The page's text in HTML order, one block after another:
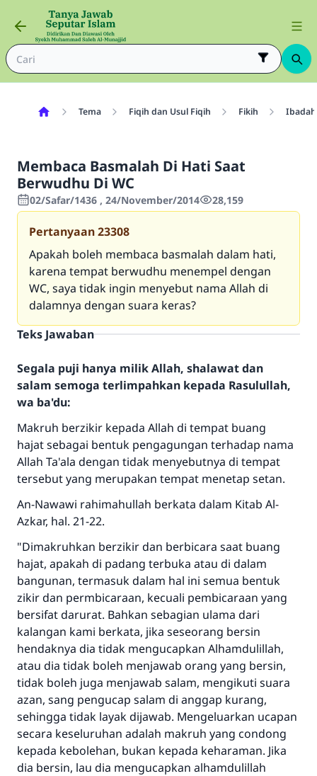
Tema Fiqih dan Usul Fiqih Fikih
Membaca Basmalah Di Hati Saat
Berwudhu Di WC
02/Safar/1436 , 24/November/2014 28,159
Pertanyaan23308
Apakah boleh membaca basmalah dalam hati,
karena tempat berwudhu menempel dengan
WC, saya tidak ingin menyebut nama Allah di
dalamnya dengan suara keras?
Teks Jawaban
Segala puji hanya milik Allah, shalawat dan
salam semoga terlimpahkan kepada Rasulullah,
wa ba'du:
Makruh berzikir kepada Allah di tempat buang
hajat sebagai bentuk pengagungan terhadap nama
Allah Ta'ala dengan tidak menyebutnya di tempat
tersebut yang merupakan tempat menetap setan.
An-Nawawi rahimahullah berkata dalam Kitab Al-
Azkar, hal. 21-22.
"Dimakruhkan berzikir dan berbicara saat buang
hajat, apakah di padang terbuka atau di dalam
bangunan, termasuk dalam hal ini semua bentuk
zikir dan permbicaraan, kecuali pembicaraan yang
bersifat darurat. Bahkan sebagian ulama dari
kalangan kami berkata, jika seseorang bersin
hendaknya dia tidak mengucapkan Alhamdulillah,
atau dia tidak boleh menjawab orang yang bersin,
tidak boleh juga menjawab salam, mengikuti suara
azan, sang pengucap salam di anggap kurang,
sehingga tidak layak dijawab. Mengeluarkan ucapan
secara keseluruhan adalah makruh yang condong
kepada kebolehan, bukan kepada keharaman. Jika
dia bersin, lau dia mengucapkan alhamdulillah